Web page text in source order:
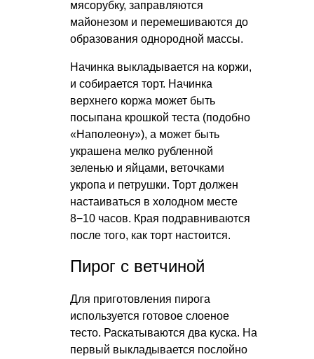
мясорубку, заправляются
майонезом и перемешиваются до
образования однородной массы.
Начинка выкладывается на коржи,
и собирается торт. Начинка
верхнего коржа может быть
посыпана крошкой теста (подобно
«Наполеону»), а может быть
украшена мелко рубленной
зеленью и яйцами, веточками
укропа и петрушки. Торт должен
настаиваться в холодном месте
8−10 часов. Края подравниваются
после того, как торт настоится.
Пирог с ветчиной
Для приготовления пирога
используется готовое слоеное
тесто. Раскатываются два куска. На
первый выкладывается послойно